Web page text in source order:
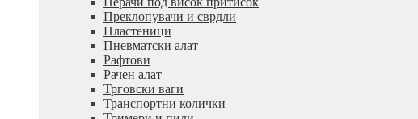
Преклопувачи и сврдли
Пластеници
Пневматски алат
Рафтови
Рачен алат
Трговски ваги
Транспортни колички